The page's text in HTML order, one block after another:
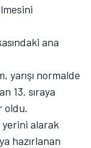
ana
yarışı normalde
13. sıraya
oldu.
yerini alarak
hazırlanan